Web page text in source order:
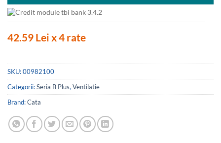
42.59 Lei x 4 rate
SKU:00982100
Categorii:Seria B Plus, Ventilatie
Brand:Cata